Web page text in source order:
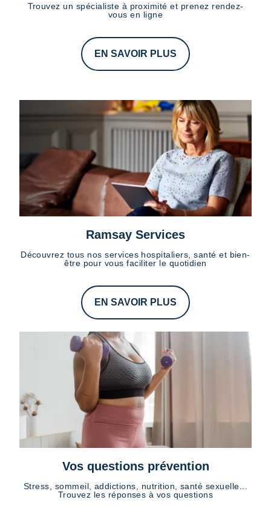
Trouvez un spécialiste à proximité et prenez rendez-
vous en ligne
EN SAVOIR PLUS
Ramsay Services
Découvrez tous nos services hospitaliers, santé et bien-
être pour vous faciliter le quotidien
EN SAVOIR PLUS
Vos questions prévention
Stress, sommeil, addictions, nutrition, santé sexuelle...
Trouvez les réponses à vos questions